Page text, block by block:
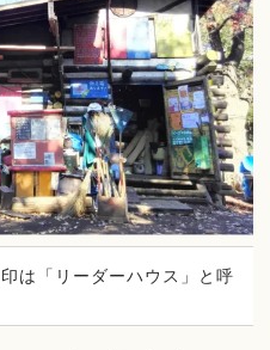
は「リーダーハウス」と呼